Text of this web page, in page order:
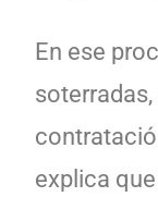
En ese
explica